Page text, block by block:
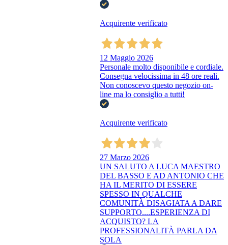
Acquirente verificato
12 Maggio 2026
Personale molto disponibile e cordiale.
Consegna velocissima in 48 ore reali.
Non conoscevo questo negozio on-
line ma lo consiglio a tutti!
Acquirente verificato
27 Marzo 2026
UN SALUTO A LUCA MAESTRO
DEL BASSO E AD ANTONIO CHE
HA IL MERITO DI ESSERE
SPESSO IN QUALCHE
COMUNITÀ DISAGIATA A DARE
SUPPORTO....ESPERIENZA DI
ACQUISTO? LA
PROFESSIONALITÀ PARLA DA
SOLA